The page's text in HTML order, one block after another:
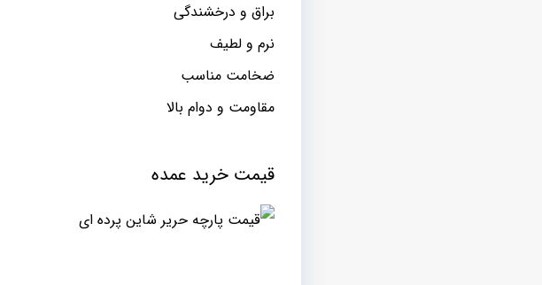
براق و درخشندگی
نرم و لطیف
ضخامت مناسب
مقاومت و دوام بالا
قیمت خرید عمده